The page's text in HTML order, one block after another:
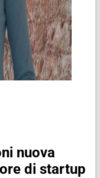
nuova
di startup